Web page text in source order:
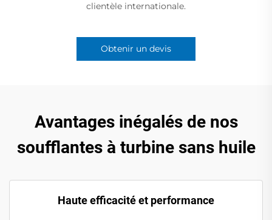
clientèle internationale.
Obtenir un devis
Avantages inégalés de nos
soufflantes à turbine sans huile
Haute efficacité et performance